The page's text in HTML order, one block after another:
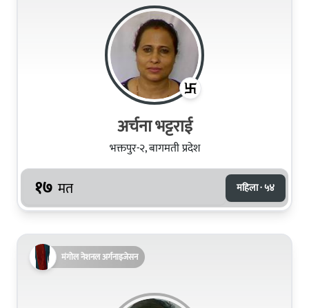
अर्चना भट्टराई
भक्तपुर-२, बागमती प्रदेश
१७ मत महिला · ५४
मंगोल नेशनल अर्गनाइजेसन